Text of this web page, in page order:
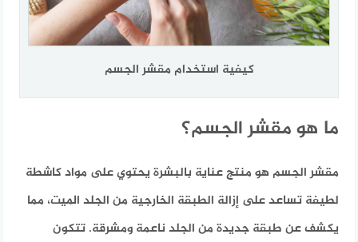
كيفية استخدام مقشر الجسم
ما هو مقشر الجسم؟
مقشر الجسم هو منتج عناية بالبشرة يحتوي على مواد كاشطة
لطيفة تساعد على إزالة الطبقة الخارجية من الجلد الميت، مما
يكشف عن طبقة جديدة من الجلد ناعمة ومشرقة. تتكون